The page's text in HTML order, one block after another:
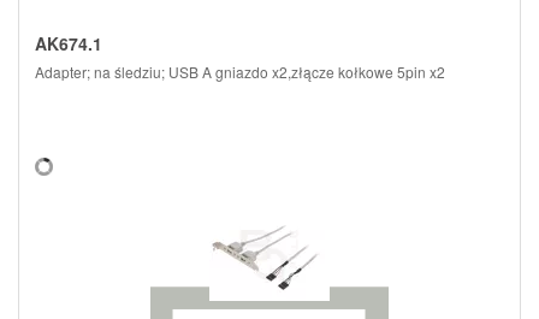
AK674.1
Adapter; na śledziu; USB A gniazdo x2,złącze kołkowe 5pin x2